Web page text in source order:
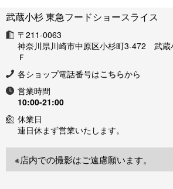
武蔵小杉 東急フードショースライス
〒211-0063
神奈川県川崎市中原区小杉町3-472 武蔵
Ｆ
各ショップ電話番号はこちらから
営業時間
10:00-21:00
休業日
連日休まず営業いたします。
※店内での撮影はご遠慮願います。